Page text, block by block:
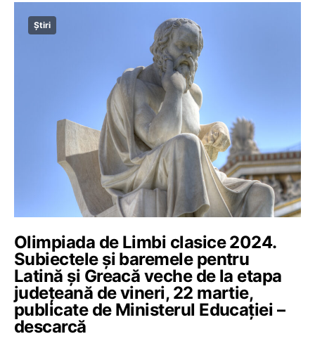
Știri
Olimpiada de Limbi clasice 2024.
Subiectele și baremele pentru
Latină și Greacă veche de la etapa
județeană de vineri, 22 martie,
publicate de Ministerul Educației –
descarcă